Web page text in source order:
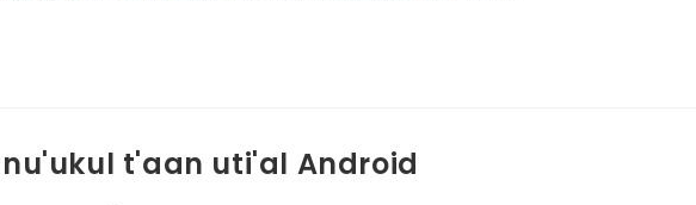
t'aan uti'al Android